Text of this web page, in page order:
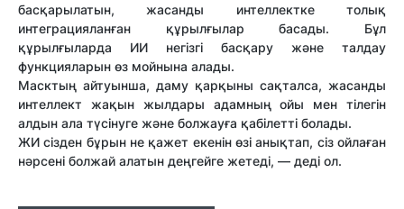
басқарылатын, жасанды интеллектке толық
интеграцияланған құрылғылар басады. Бұл
құрылғыларда ИИ негізгі басқару және талдау
функцияларын өз мойнына алады.
Масктың айтуынша, даму қарқыны сақталса, жасанды
интеллект жақын жылдары адамның ойы мен тілегін
алдын ала түсінуге және болжауға қабілетті болады.
ЖИ сізден бұрын не қажет екенін өзі анықтап, сіз ойлаған
нәрсені болжай алатын деңгейге жетеді, — деді ол.